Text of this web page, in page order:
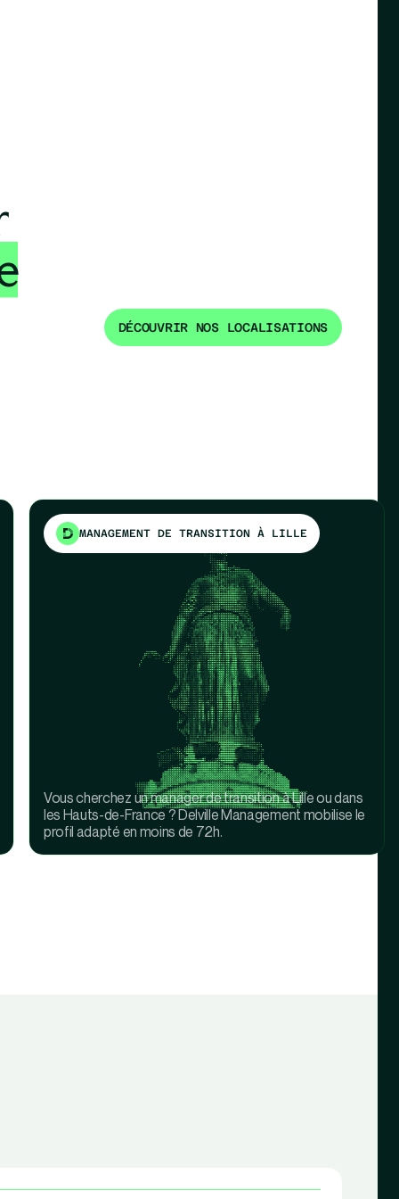
DÉCOUVRIR NOS LOCALISATIONS
MANAGEMENT DE TRANSITION À LILLE
Vous cherchez un manager de transition à Lille ou dans
les Hauts-de-France ? Delville Management mobilise le
profil adapté en moins de 72h.